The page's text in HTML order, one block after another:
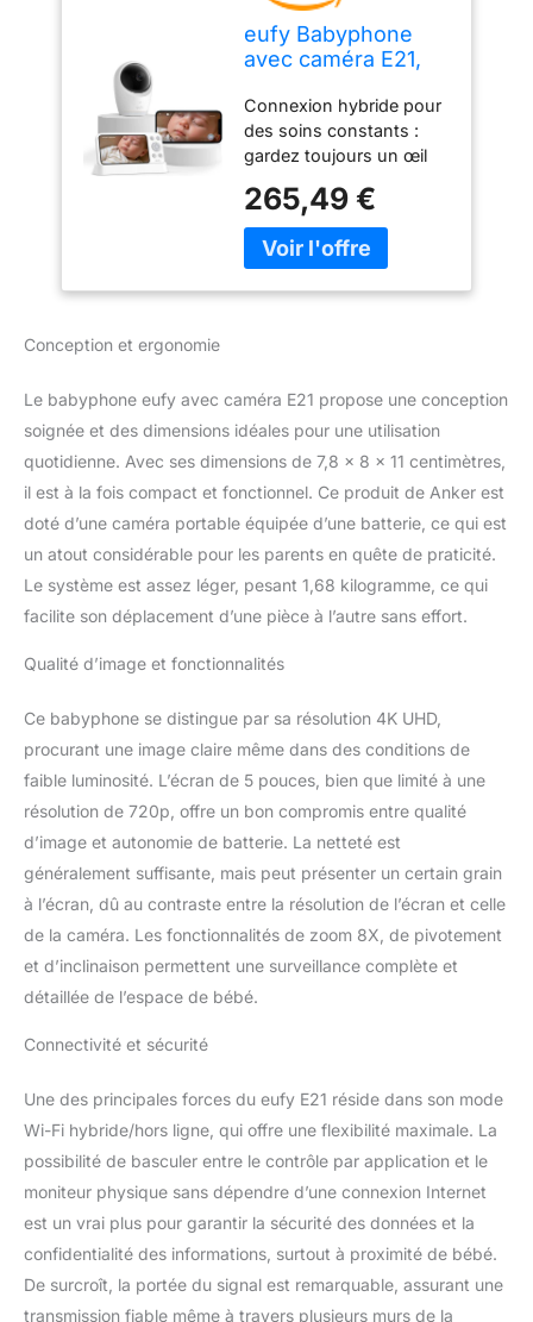
eufy Babyphone
avec caméra E21,
(720p), Mode WiFi
Hybride/Hors Ligne,
contrôle par
Application et
Moniteur, Fonction
panoramique et
inclinable, Zoom 8X,
caméra Portable
Connexion hybride pour
des soins constants :
gardez toujours un œil
sans Wi-Fi. Grâce à
l'application, vous restez
connecté en
avec une rotation à 330°,
une inclinaison à 60° et
un zoom 8×, rien ne
nocturne montre les
moindres mouvements,
même dans l'obscurité,
tels que soulever et
abaisser la poitrine. Des
jumeaux ? Avec l'écran
partagé, vous avez les
- Batterie ou alimentation
secteur : la batterie de
5000 mAh rend la
caméra prête à l'emploi
à la maison, en vacances
ou en cas de coupure de
courant. Sommeil
paisible grâce à la
surveillance intelligente :
la suppression active du
bruit réduit le bruit de
de changements de
température et de bruit.
Avec l'enregistrement
pouvez analyser les
habitudes de sommeil.
Sûr et privé - à tout
moment : avec un
interrupteur, vous
265,49 €
Conception et ergonomie
Le babyphone eufy avec caméra E21 propose une conception
soignée et des dimensions idéales pour une utilisation
quotidienne. Avec ses dimensions de 7,8 x 8 x 11 centimètres,
il est à la fois compact et fonctionnel. Ce produit de Anker est
doté d’une caméra portable équipée d’une batterie, ce qui est
un atout considérable pour les parents en quête de praticité.
Le système est assez léger, pesant 1,68 kilogramme, ce qui
facilite son déplacement d’une pièce à l’autre sans effort.
Qualité d’image et fonctionnalités
Ce babyphone se distingue par sa résolution 4K UHD,
procurant une image claire même dans des conditions de
faible luminosité. L’écran de 5 pouces, bien que limité à une
résolution de 720p, offre un bon compromis entre qualité
d’image et autonomie de batterie. La netteté est
généralement suffisante, mais peut présenter un certain grain
à l’écran, dû au contraste entre la résolution de l’écran et celle
de la caméra. Les fonctionnalités de zoom 8X, de pivotement
et d’inclinaison permettent une surveillance complète et
détaillée de l’espace de bébé.
Connectivité et sécurité
Une des principales forces du eufy E21 réside dans son mode
Wi-Fi hybride/hors ligne, qui offre une flexibilité maximale. La
possibilité de basculer entre le contrôle par application et le
moniteur physique sans dépendre d’une connexion Internet
est un vrai plus pour garantir la sécurité des données et la
confidentialité des informations, surtout à proximité de bébé.
De surcroît, la portée du signal est remarquable, assurant une
transmission fiable même à travers plusieurs murs de la